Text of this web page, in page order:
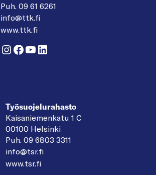
Puh. 09 61 6261
info@ttk.fi
www.ttk.fi
Instagram
Facebook
YouTube
LinkedIn
Työsuojelurahasto
Kaisaniemenkatu 1 C
00100 Helsinki
Puh. 09 6803 3311
info@tsr.fi
www.tsr.fi